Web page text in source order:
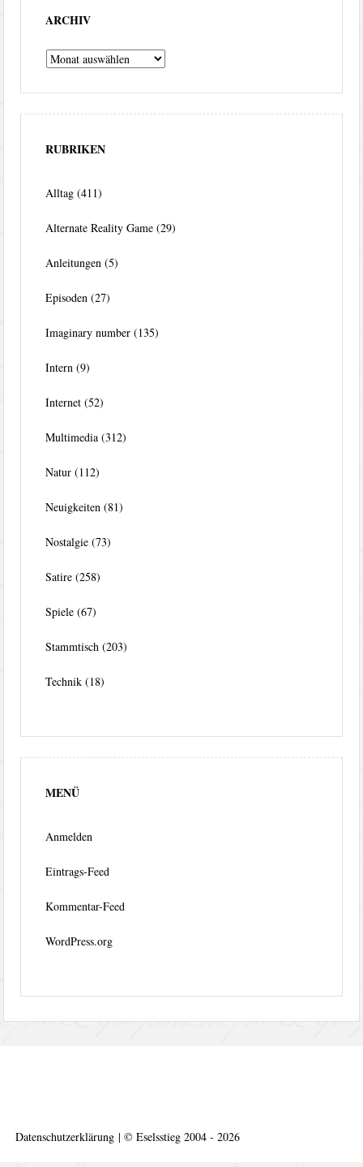
ARCHIV
Archiv
RUBRIKEN
Alltag (411)
Alternate Reality Game (29)
Anleitungen (5)
Episoden (27)
Imaginary number (135)
Intern (9)
Internet (52)
Multimedia (312)
Natur (112)
Neuigkeiten (81)
Nostalgie (73)
Satire (258)
Spiele (67)
Stammtisch (203)
Technik (18)
MENÜ
Anmelden
Eintrags-Feed
Kommentar-Feed
WordPress.org
Datenschutzerklärung | ©Eselsstieg 2004 - 2026